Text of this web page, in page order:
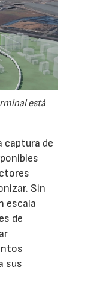
está
captura de
Sin
escala
de
sus